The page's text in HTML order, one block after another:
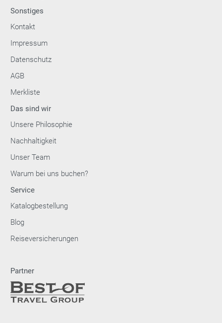
Sonstiges
Kontakt
Impressum
Datenschutz
AGB
Merkliste
Das sind wir
Unsere Philosophie
Nachhaltigkeit
Unser Team
Warum bei uns buchen?
Service
Katalogbestellung
Blog
Reiseversicherungen
Partner